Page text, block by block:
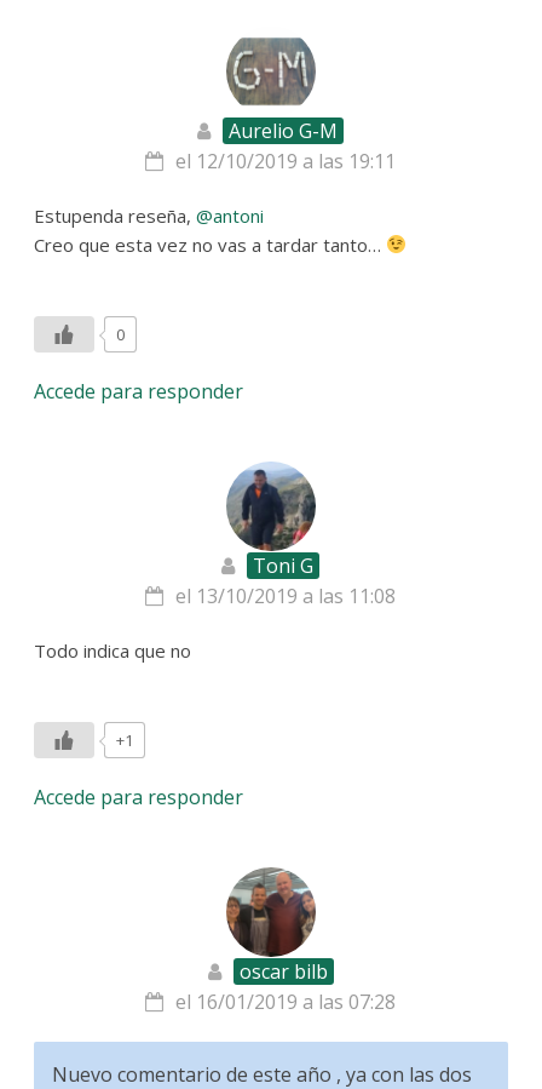
Aurelio G-M
el 12/10/2019 a las 19:11
Estupenda reseña,@antoni
Creo que esta vez no vas a tardar tanto…
0
Accede para responder
Toni G
el 13/10/2019 a las 11:08
Todo indica que no
+1
Accede para responder
oscar bilb
el 16/01/2019 a las 07:28
Nuevo comentario de este año , ya con las dos